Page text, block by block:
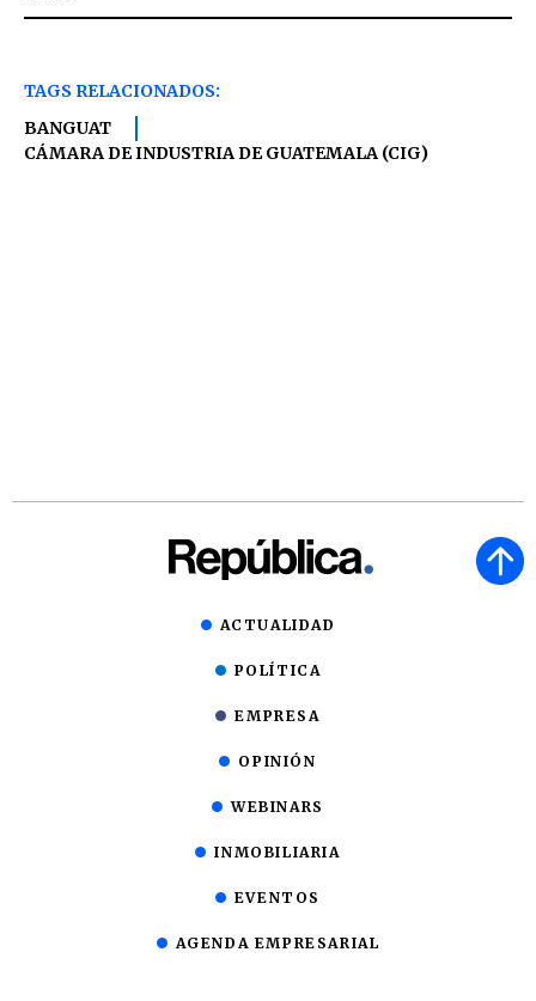
TAGS RELACIONADOS:
BANGUAT
CÁMARA DE INDUSTRIA DE GUATEMALA (CIG)
ACTUALIDAD
POLÍTICA
EMPRESA
OPINIÓN
WEBINARS
INMOBILIARIA
EVENTOS
AGENDA EMPRESARIAL